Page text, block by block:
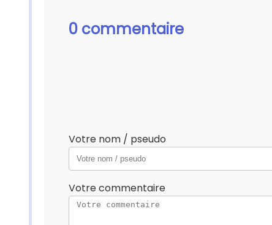
0 commentaire
Votre nom / pseudo
Votre commentaire